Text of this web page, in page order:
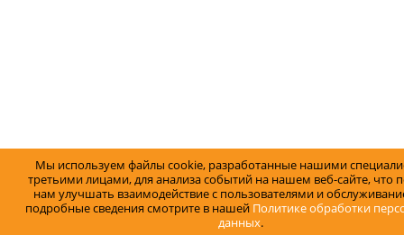
Мы используем файлы cookie, разработанные нашими
третьими лицами, для анализа событий на нашем веб-сайте, что
нам улучшать взаимодействие с пользователями и
подробные сведения смотрите в нашей Политике обработки
данных.